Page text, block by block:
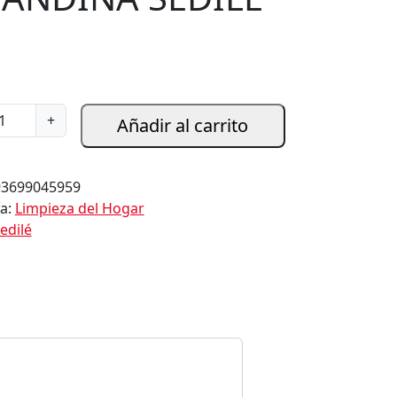
+ Añadir al carrito
Limpieza del Hogar